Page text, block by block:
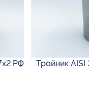
РФ Тройник